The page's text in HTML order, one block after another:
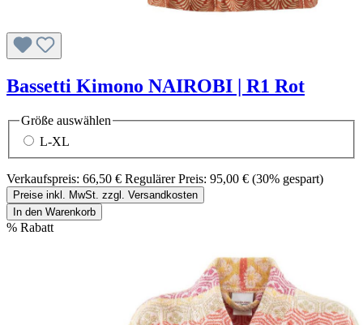
Bassetti Kimono NAIROBI | R1 Rot
Größe auswählen
L-XL
Verkaufspreis: 66,50 € Regulärer Preis: 95,00 € (30% gespart)
Preise inkl. MwSt. zzgl. Versandkosten
In den Warenkorb
% Rabatt